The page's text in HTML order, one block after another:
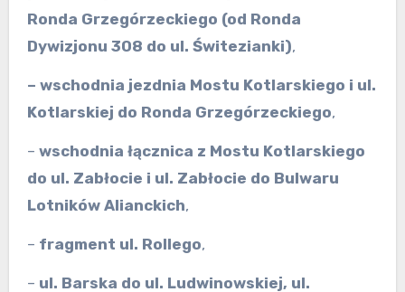
Ronda Grzegórzeckiego (od Ronda
Dywizjonu 308 do ul. Świtezianki),
– wschodnia jezdnia Mostu Kotlarskiego i ul.
Kotlarskiej do Ronda Grzegórzeckiego,
– wschodnia łącznica z Mostu Kotlarskiego
do ul. Zabłocie i ul. Zabłocie do Bulwaru
Lotników Alianckich,
– fragment ul. Rollego,
– ul. Barska do ul. Ludwinowskiej, ul.